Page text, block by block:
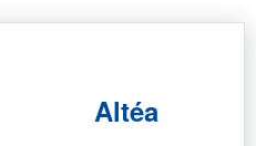
Altéa